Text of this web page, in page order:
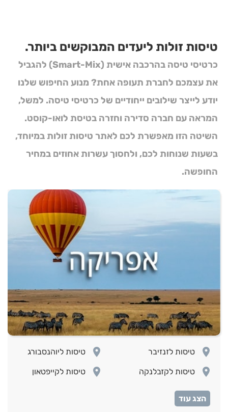
טיסות זולות ליעדים המבוקשים ביותר.
כרטיסי טיסה בהרכבה אישית (Smart-Mix)
להגביל
את עצמכם לחברת תעופה אחת? מנוע החיפוש שלנו
יודע לייצר שילובים ייחודיים של כרטיסי טיסה. למשל,
המראה עם חברה סדירה וחזרה בטיסת לואו-קוסט.
השיטה הזו מאפשרת לכם לאתר טיסות זולות במיוחד,
בשעות שנוחות לכם, ולחסוך עשרות אחוזים במחיר
החופשה.
room טיסות לזנזיבר room טיסות ליוהנסבורג
room טיסות לקזבלנקה room טיסות לקייפטאון